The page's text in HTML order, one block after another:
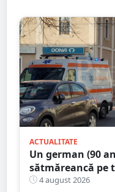
ACTUALITATE
Un german (90
sătmăreancă pe
4 august 2026